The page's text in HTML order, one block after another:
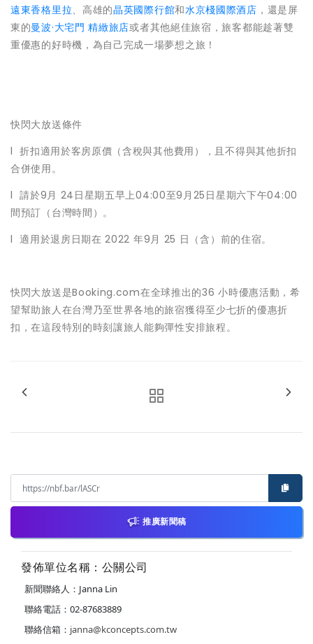
遠東香格里拉、高雄的晶英國際行館和水京棧國際酒店 ，還是屏
東的曼波·大宅門 精緻旅店或者其他絕佳旅宿，旅客都能趁著雙
重優惠的好時機，為自己完成一場夢想之旅！
快閃大放送條件
l 折扣適用於客房原價（含稅與其他費用），且不得與其他折扣
合併使用。
l 請於9月 24日星期五早上04:00至9月25日星期六下午04:00
間預訂（台灣時間）。
l 適用於退房日期在 2022 年9月 25 日（含）前的住宿。
快閃大放送是Booking.com在全球推出的36 小時優惠活動，希
望幫助旅人在台灣乃至世界各地的旅宿獲得至少七折的優惠折
扣，在這段特別的時刻讓旅人能夠彈性安排旅程。
推廣新聞稿
發佈單位名稱：公關公司
新聞聯絡人：Janna Lin
聯絡電話：02-87683889
聯絡信箱： janna@kconcepts.com.tw